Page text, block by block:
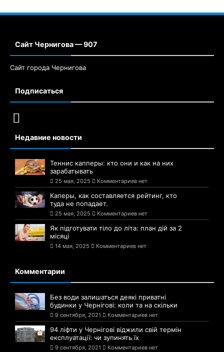
Сайт Чернигова — 907
Сайт города Чернигова
Подписаться
Недавние новости
Теннис капперы: кто они и как на них
зарабатывать
25 мая, 2025 Комментариев нет
Каперы, как составляется рейтинг, кто
туда не попадает.
25 мая, 2025 Комментариев нет
Як підготувати тіло до літа: план дій за 2
місяці
14 мая, 2025 Комментариев нет
Комментарии
Без води залишаться деякі приватні
будинки у Чернігові: коли та на скільки
9 сентября, 2021 Комментариев нет
94 ліфти у Чернігові віджили свій термін
експлуатації: чи зупинять їх
9 сентября, 2021 Комментариев нет